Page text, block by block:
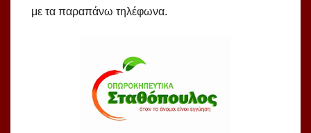
με τα παραπάνω τηλέφωνα.